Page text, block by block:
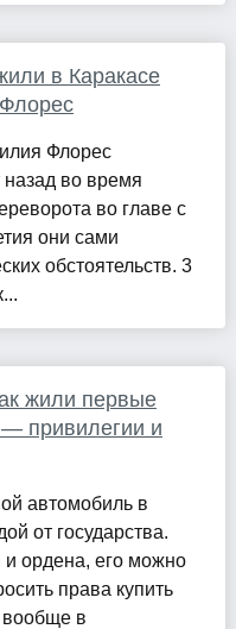
в Каракасе
Флорес
во время
во главе с
они сами
обстоятельств. 3
жили первые
привилегии и
автомобиль в
от государства.
и ордена, его можно
права купить
вообще в